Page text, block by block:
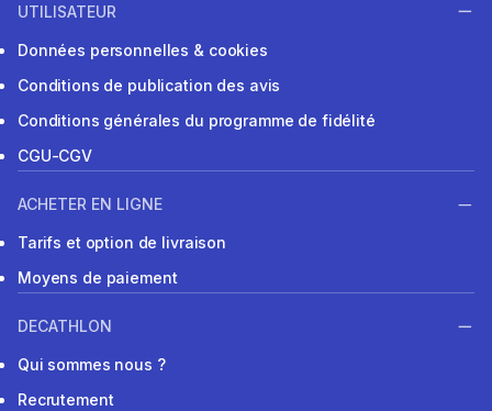
UTILISATEUR
Données personnelles & cookies
Conditions de publication des avis
Conditions générales du programme de fidélité
CGU-CGV
ACHETER EN LIGNE
Tarifs et option de livraison
Moyens de paiement
DECATHLON
Qui sommes nous ?
Recrutement